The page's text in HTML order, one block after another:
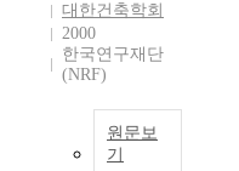
대한건축학회
2000
한국연구재단
(NRF)
원문보
기